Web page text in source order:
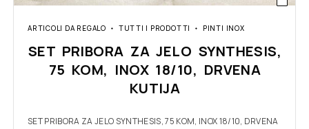
ARTICOLI DA REGALO TUTTI I PRODOTTI PINTI INOX
SET PRIBORA ZA JELO SYNTHESIS,
75 KOM, INOX 18/10, DRVENA
KUTIJA
SET PRIBORA ZA JELO SYNTHESIS, 75 KOM, INOX 18/10, DRVENA